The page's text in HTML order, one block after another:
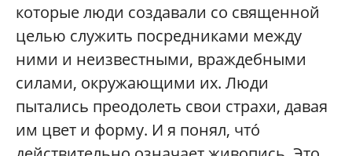
которые люди создавали со священной
целью служить посредниками между
ними и неизвестными, враждебными
силами, окружающими их. Люди
пытались преодолеть свои страхи, давая
им цвет и форму. И я понял, чтó